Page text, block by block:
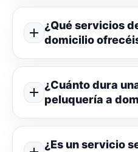
¿Qué servicios
domicilio
¿Cuánto dura
peluquería a
¿Es un servicio